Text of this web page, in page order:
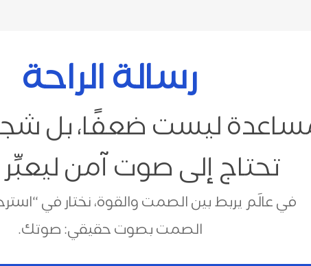
رسالة الراحة
ليست ضعفًا، بل
تحتاج إلى صوت آمن
في عالَم يربط بين الصمت والقوة، نختار في
الصمت بصوت حقيقي: صوتك.